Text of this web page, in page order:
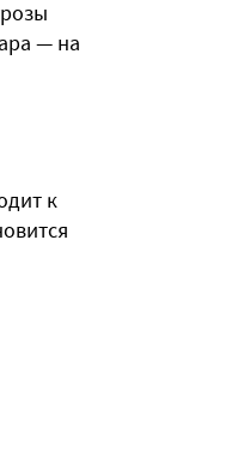
— на
к